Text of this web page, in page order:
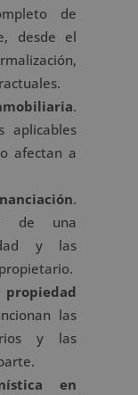
de
desde el
.
aplicables
afectan a
.
de una
y las
las
y las
en